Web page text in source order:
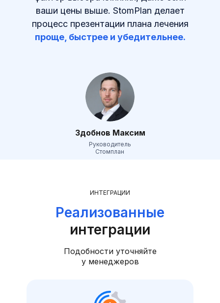
ваши цены выше. StomPlan делает
процесс презентации плана лечения
проще, быстрее и убедительнее.
Здобнов Максим
Руководитель
Стомплан
ИНТЕГРАЦИИ
Реализованные
интеграции
Подобности уточняйте
у менеджеров